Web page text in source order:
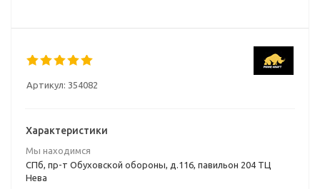
Артикул: 354082
Характеристики
Мы находимся
СПб, пр-т Обуховской обороны, д.116, павильон 204 ТЦ
Нева